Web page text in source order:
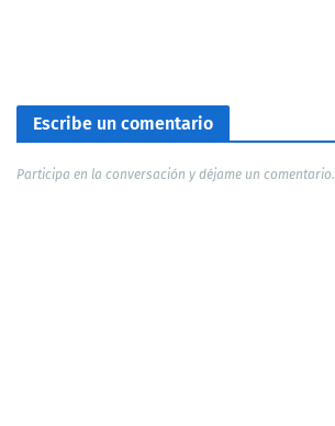
Escribe un comentario
Participa en la conversación y déjame un comentario.